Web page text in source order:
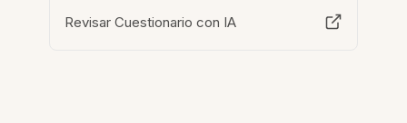
Revisar Cuestionario con IA